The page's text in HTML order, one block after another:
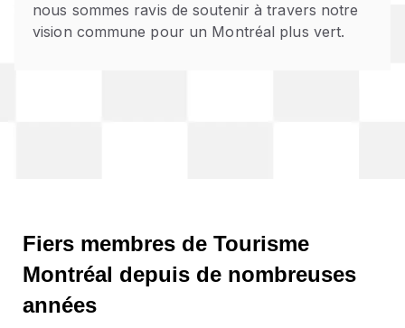
nous sommes ravis de soutenir à travers notre
vision commune pour un Montréal plus vert.
Fiers membres de Tourisme
Montréal depuis de nombreuses
années